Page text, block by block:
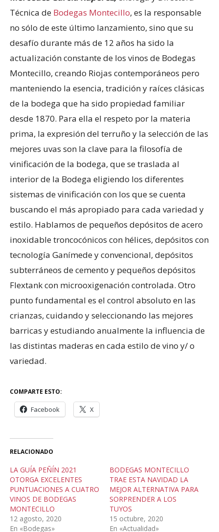
Técnica de Bodegas Montecillo, es la responsable
no sólo de este último lanzamiento, sino que su
desafío durante más de 12 años ha sido la
actualización constante de los vinos de Bodegas
Montecillo, creando Riojas contemporáneos pero
manteniendo la esencia, tradición y raíces clásicas
de la bodega que ha sido propiedad familiar
desde 1870. Para ella el respeto por la materia
prima, la expresión del terruño y la selección de las
mejores uvas son la clave para la filosofía de
vinificación de la bodega, que se traslada al
interior de la Bodega eligiendo los diferentes
sistemas de vinificación con los que se cuenta
buscando el más apropiado para cada variedad y
estilo. Hablamos de pequeños depósitos de acero
inoxidable troncocónicos con hélices, depósitos con
tecnología Ganímede y convencional, depósitos
subterráneos de cemento y pequeños depósitos
Flextank con microoxigenación controlada. Otro
punto fundamental es el control absoluto en las
crianzas, cuidando y seleccionando las mejores
barricas y estudiando anualmente la influencia de
las distintas maderas en cada estilo de vino y/ o
variedad.
COMPARTE ESTO:
Facebook X
RELACIONADO
LA GUÍA PEÑÍN 2021
OTORGA EXCELENTES
PUNTUACIONES A CUATRO
VINOS DE BODEGAS
MONTECILLO
12 agosto, 2020
En «Bodegas»
BODEGAS MONTECILLO
TRAE ESTA NAVIDAD LA
MEJOR ALTERNATIVA PARA
SORPRENDER A LOS
TUYOS
15 octubre, 2020
En «Actualidad»